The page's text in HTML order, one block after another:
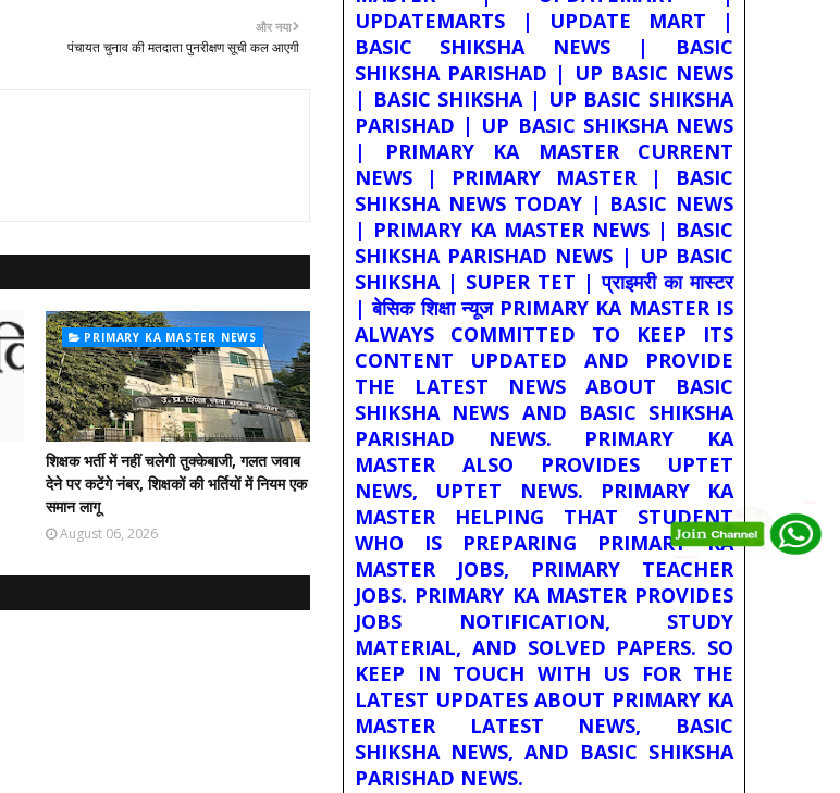
और नया
पंचायत चुनाव की मतदाता पुनरीक्षण सूची कल आएगी
PRIMARY KA MASTER NEWS
शिक्षक भर्ती में नहीं चलेगी तुक्केबाजी, गलत जवाब
देने पर कटेंगे नंबर, शिक्षकों की भर्तियों में नियम एक
समान लागू
August 06, 2026
UPDATEMARTS | UPDATE MART |
BASIC SHIKSHA NEWS | BASIC
SHIKSHA PARISHAD | UP BASIC NEWS
| BASIC SHIKSHA | UP BASIC SHIKSHA
PARISHAD | UP BASIC SHIKSHA NEWS
| PRIMARY KA MASTER CURRENT
NEWS | PRIMARY MASTER | BASIC
SHIKSHA NEWS TODAY | BASIC NEWS
| PRIMARY KA MASTER NEWS | BASIC
SHIKSHA PARISHAD NEWS | UP BASIC
SHIKSHA | SUPER TET | प्राइमरी का मास्टर
| बेसिक शिक्षा न्यूज PRIMARY KA MASTER IS
ALWAYS COMMITTED TO KEEP ITS
CONTENT UPDATED AND PROVIDE
THE LATEST NEWS ABOUT BASIC
SHIKSHA NEWS AND BASIC SHIKSHA
PARISHAD NEWS. PRIMARY KA
MASTER ALSO PROVIDES UPTET
NEWS, UPTET NEWS. PRIMARY KA
MASTER HELPING THAT STUDENT
WHO IS PREPARING PRIMARY KA
MASTER JOBS, PRIMARY TEACHER
JOBS. PRIMARY KA MASTER PROVIDES
JOBS NOTIFICATION, STUDY
MATERIAL, AND SOLVED PAPERS. SO
KEEP IN TOUCH WITH US FOR THE
LATEST UPDATES ABOUT PRIMARY KA
MASTER LATEST NEWS, BASIC
SHIKSHA NEWS, AND BASIC SHIKSHA
PARISHAD NEWS.